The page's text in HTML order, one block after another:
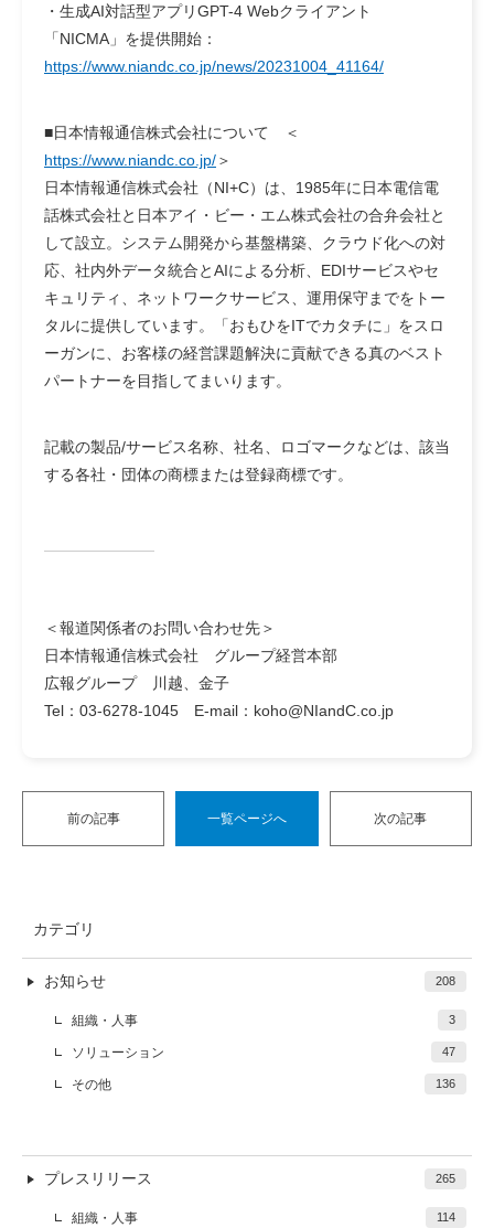
・生成AI対話型アプリGPT-4 Webクライアント
「NICMA」を提供開始：
https://www.niandc.co.jp/news/20231004_41164/
■日本情報通信株式会社について ＜
https://www.niandc.co.jp/＞
日本情報通信株式会社（NI+C）は、1985年に日本電信電
話株式会社と日本アイ・ビー・エム株式会社の合弁会社と
して設立。システム開発から基盤構築、クラウド化への対
応、社内外データ統合とAIによる分析、EDIサービスやセ
キュリティ、ネットワークサービス、運用保守までをトー
タルに提供しています。「おもひをITでカタチに」をスロ
ーガンに、お客様の経営課題解決に貢献できる真のベスト
パートナーを目指してまいります。
記載の製品/サービス名称、社名、ロゴマークなどは、該当
する各社・団体の商標または登録商標です。
＜報道関係者のお問い合わせ先＞
日本情報通信株式会社 グループ経営本部
広報グループ 川越、金子
Tel：03-6278-1045 E-mail：koho@NIandC.co.jp
前の記事 一覧ページへ 次の記事
カテゴリ
お知らせ 208
組織・人事 3
ソリューション 47
その他 136
プレスリリース 265
組織・人事 114